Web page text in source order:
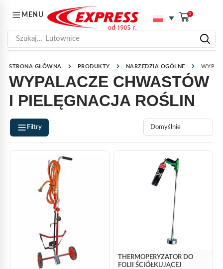
MENU 0
Szukaj... Lutownice
STRONA GŁÓWNA PRODUKTY NARZĘDZIA OGÓLNE
WYPALACZE CHWASTÓW
I PIELĘGNACJA ROŚLIN
Filtry
THERMOPERYZATOR DO
FOLII ŚCIÓŁKUJĄCEJ